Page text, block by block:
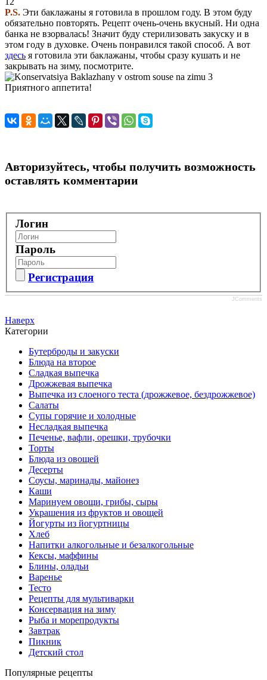
P.S. Эти баклажаны я готовила в прошлом году. В этом буду
обязательно повторять. Рецепт очень-очень вкусный. Ни одна
банка не взорвалась! Значит буду стерилизовать закуску и в
этом году в духовке. Очень понравился такой способ. А вот
здесь я готовила эти баклажаны, чтобы сразу кушать и не
закрывать на зиму, посмотрите.
Приятного аппетита!
Авторизуйтесь, чтобы получить возможность
оставлять комментарии
Логин
Пароль
Регистрация
JComments
Наверх
Категории
Бутерброды и закуски
Блюда на второе
Сладкая выпечка
Дрожжевая выпечка
Выпечка из слоеного теста (дрожжевое, бездрожжевое)
Салаты
Супы горячие и холодные
Несладкая выпечка
Печенье, вафли, орешки, трубочки
Торты
Блюда из овощей
Десерты
Соусы, маринады, майонез
Каши
Маринуем овощи, грибы, сыры
Украшения из фруктов и овощей
Йогурты из йогуртницы
Хлеб
Напитки алкогольные и безалкогольные
Кексы, маффины
Блины, оладьи
Варенье
Тесто
Рецепты для мультиварки
Консервация на зиму
Рыба и морепродукты
Завтрак
Пикник
Детский стол
Популярные рецепты